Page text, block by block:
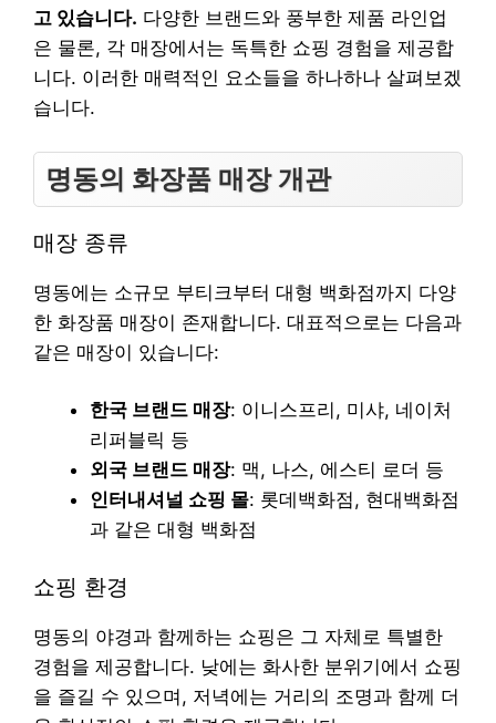
고 있습니다. 다양한 브랜드와 풍부한 제품 라인업
은 물론, 각 매장에서는 독특한 쇼핑 경험을 제공합
니다. 이러한 매력적인 요소들을 하나하나 살펴보겠
습니다.
명동의 화장품 매장 개관
매장 종류
명동에는 소규모 부티크부터 대형 백화점까지 다양
한 화장품 매장이 존재합니다. 대표적으로는 다음과
같은 매장이 있습니다:
한국 브랜드 매장: 이니스프리, 미샤, 네이처
리퍼블릭 등
외국 브랜드 매장: 맥, 나스, 에스티 로더 등
인터내셔널 쇼핑 몰: 롯데백화점, 현대백화점
과 같은 대형 백화점
쇼핑 환경
명동의 야경과 함께하는 쇼핑은 그 자체로 특별한
경험을 제공합니다. 낮에는 화사한 분위기에서 쇼핑
을 즐길 수 있으며, 저녁에는 거리의 조명과 함께 더